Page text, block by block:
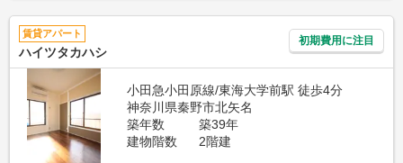
賃貸アパート
ハイツタカハシ
初期費用に注目
小田急小田原線/東海大学前駅 徒歩4分
神奈川県秦野市北矢名
築年数
築39年
建物階数
2階建